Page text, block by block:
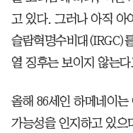
고 있다. 그러나 아직 아
슬람혁명수비대(IRGC)
열 징후는 보이지 않는
올해 86세인 하메네이
가능성을 인지하고 있으